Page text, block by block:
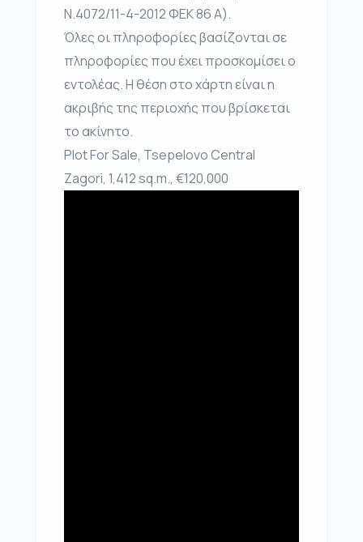
Ν.4072/11-4-2012 ΦΕΚ 86 Α).
Όλες οι πληροφορίες βασίζονται σε
πληροφορίες που έχει προσκομίσει ο
εντολέας. Η θέση στο χάρτη είναι η
ακριβής της περιοχής που βρίσκεται
το ακίνητο.
Plot For Sale, Tsepelovo Central
Zagori, 1,412 sq.m., €120,000